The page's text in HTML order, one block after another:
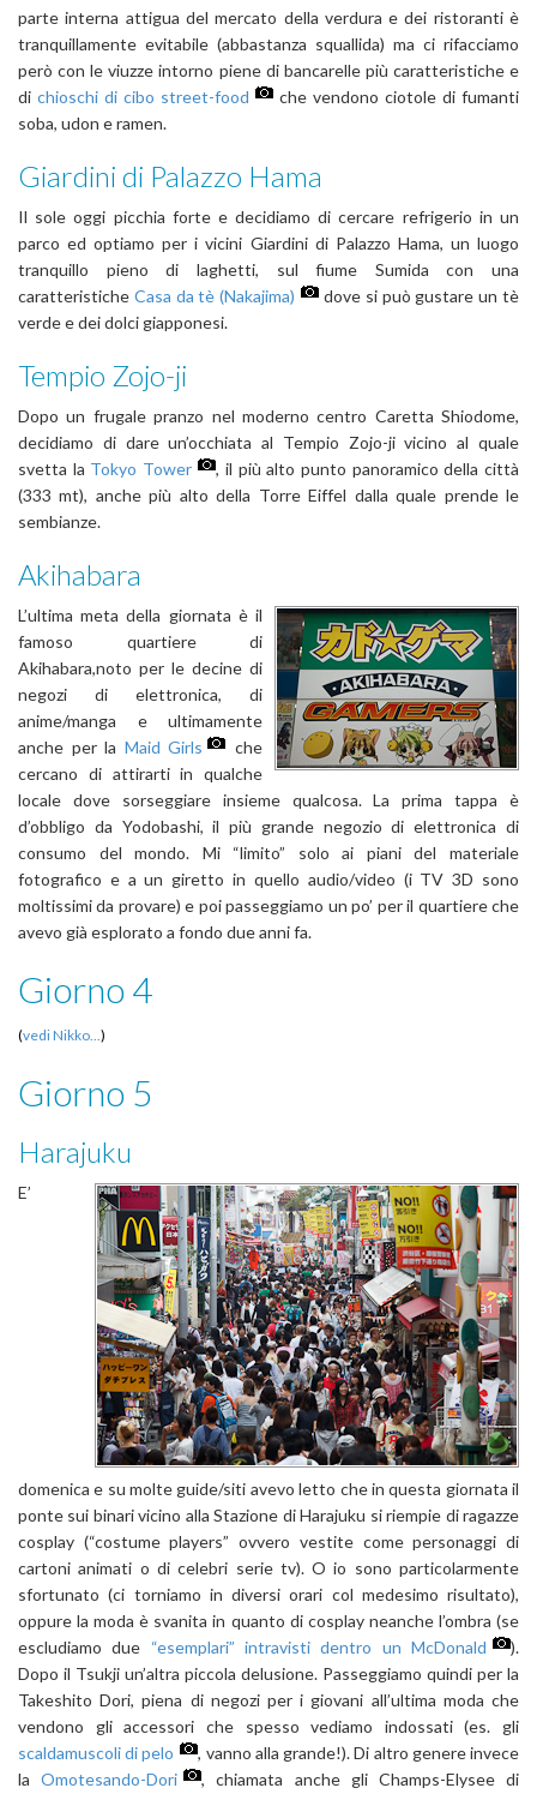
parte interna attigua del mercato della verdura e dei ristoranti è
tranquillamente evitabile (abbastanza squallida) ma ci rifacciamo
però con le viuzze intorno piene di bancarelle più caratteristiche e
di chioschi di cibo street-food
che vendono ciotole di fumanti
soba, udon e ramen.
Giardini di Palazzo Hama
Il sole oggi picchia forte e decidiamo di cercare refrigerio in un
parco ed optiamo per i vicini Giardini di Palazzo Hama, un luogo
tranquillo pieno di laghetti, sul fiume Sumida con una
caratteristiche Casa da tè (Nakajima)
dove si può gustare un tè
verde e dei dolci giapponesi.
Tempio Zojo-ji
Dopo un frugale pranzo nel moderno centro Caretta Shiodome,
decidiamo di dare un’occhiata al Tempio Zojo-ji vicino al quale
svetta la Tokyo Tower
, il più alto punto panoramico della città
(333 mt), anche più alto della Torre Eiffel dalla quale prende le
sembianze.
Akihabara
L’ultima meta della giornata è il
famoso quartiere di
Akihabara,noto per le decine di
negozi di elettronica, di
anime/manga e ultimamente
anche per la Maid Girls
che
cercano di attirarti in qualche
locale dove sorseggiare insieme qualcosa. La prima tappa è
d’obbligo da Yodobashi, il più grande negozio di elettronica di
consumo del mondo. Mi “limito” solo ai piani del materiale
fotografico e a un giretto in quello audio/video (i TV 3D sono
moltissimi da provare) e poi passeggiamo un po’ per il quartiere che
avevo già esplorato a fondo due anni fa.
Giorno 4
(vedi Nikko...)
Giorno 5
Harajuku
E’
domenica e su molte guide/siti avevo letto che in questa giornata il
ponte sui binari vicino alla Stazione di Harajuku si riempie di ragazze
cosplay (“costume players” ovvero vestite come personaggi di
cartoni animati o di celebri serie tv). O io sono particolarmente
sfortunato (ci torniamo in diversi orari col medesimo risultato),
oppure la moda è svanita in quanto di cosplay neanche l’ombra (se
escludiamo due “esemplari” intravisti dentro un McDonald
).
Dopo il Tsukji un’altra piccola delusione. Passeggiamo quindi per la
Takeshito Dori, piena di negozi per i giovani all’ultima moda che
vendono gli accessori che spesso vediamo indossati (es. gli
scaldamuscoli di pelo
, vanno alla grande!). Di altro genere invece
laOmotesando-Dori
, chiamata anche gli Champs-Elysee di